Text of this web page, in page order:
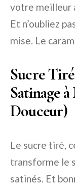
votre meilleur
Et n’oubliez
mise. Le
Sucre
Satinage
Douceur)
Le sucre tiré,
transforme le
satinés. Et